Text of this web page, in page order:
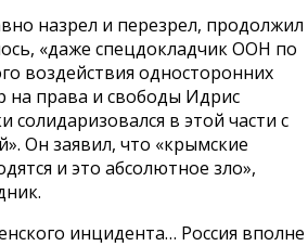
назрел и перезрел, продолжил
«даже спецдокладчик ООН по
воздействия односторонних
на права и свободы Идрис
солидаризовался в этой части с
Он заявил, что «крымские
и это абсолютное зло»,
инцидента… Россия вполне